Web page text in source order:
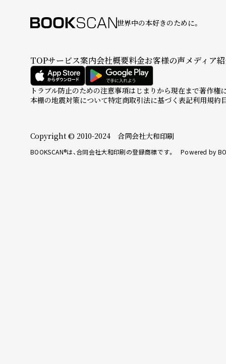
世界中の本好きのために。
TOPサービス案内会社概要料金お客様の声メディア
トラブル防止のための注意事項はじまりから現在まで著作権
本棚の地震対策について特定商取引法に基づく表記利用規約
Copyright © 2010-2024 合同会社大和印刷
BOOKSCAN®は、合同会社大和印刷の登録商標です。 Powered by